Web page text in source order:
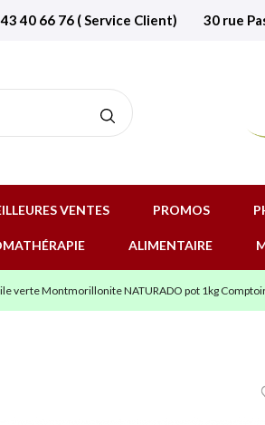
40 66 76 ( Service Client) 30 rue
VENTES PROMOS
ALIMENTAIRE
verte Montmorillonite NATURADO pot 1kg